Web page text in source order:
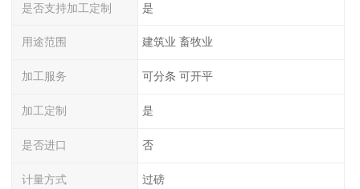
是否支持加工定制 是
用途范围 建筑业 畜牧业
加工服务 可分条 可开平
加工定制 是
是否进口 否
计量方式 过磅